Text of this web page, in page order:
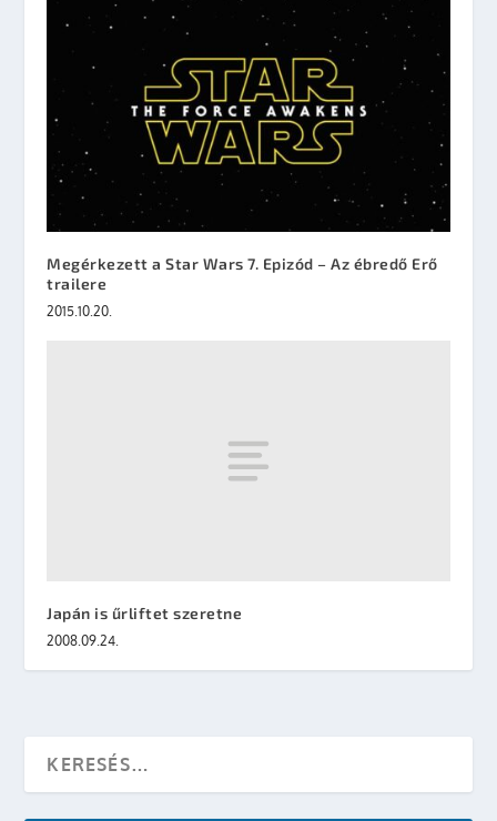
Megérkezett a Star Wars 7. Epizód – Az ébredő Erő
trailere
2015.10.20.
Japán is űrliftet szeretne
2008.09.24.